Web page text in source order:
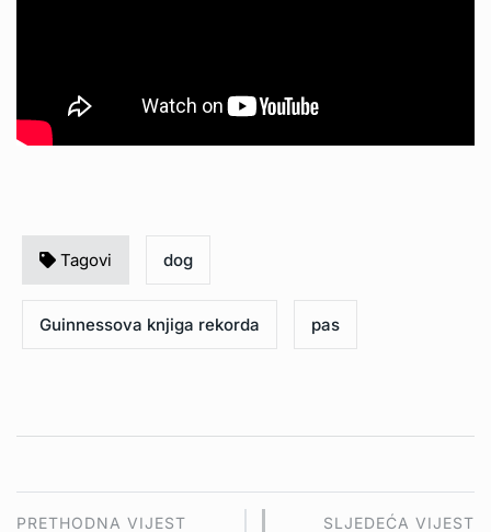
Tagovi dog
Guinnessova knjiga rekorda pas
PRETHODNA VIJEST SLJEDEĆA VIJEST